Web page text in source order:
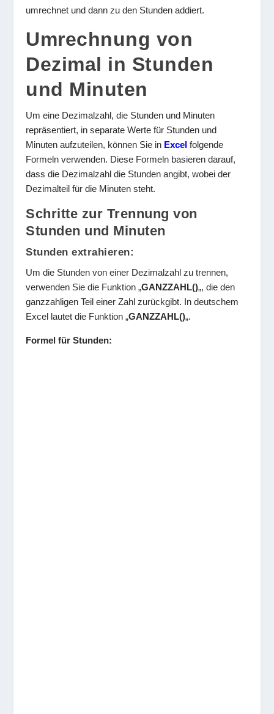
umrechnet und dann zu den Stunden addiert.
Umrechnung von
Dezimal in Stunden
und Minuten
Um eine Dezimalzahl, die Stunden und Minuten
repräsentiert, in separate Werte für Stunden und
Minuten aufzuteilen, können Sie in Excel folgende
Formeln verwenden. Diese Formeln basieren darauf,
dass die Dezimalzahl die Stunden angibt, wobei der
Dezimalteil für die Minuten steht.
Schritte zur Trennung von
Stunden und Minuten
Stunden extrahieren:
Um die Stunden von einer Dezimalzahl zu trennen,
verwenden Sie die Funktion „GANZZAHL()„, die den
ganzzahligen Teil einer Zahl zurückgibt. In deutschem
Excel lautet die Funktion „GANZZAHL()„.
Formel für Stunden: